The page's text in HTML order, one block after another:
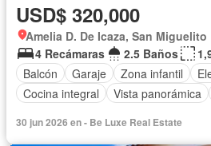
USD$ 320,000
Amelia D. De Icaza, San Miguelito
4 Recámaras
2.5 Baños
Balcón
Garaje Zona infantil
Cocina integral
Vista panorámica
30 jun 2026 en - Be Luxe Real Estate